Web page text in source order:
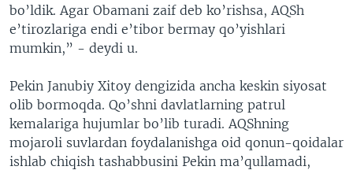
bo’ldik. Agar Obamani zaif deb ko’rishsa, AQSh
e’tirozlariga endi e’tibor bermay qo’yishlari
mumkin,” - deydi u.
Pekin Janubiy Xitoy dengizida ancha keskin siyosat
olib bormoqda. Qo’shni davlatlarning patrul
kemalariga hujumlar bo’lib turadi. AQShning
mojaroli suvlardan foydalanishga oid qonun-qoidalar
ishlab chiqish tashabbusini Pekin ma’qullamadi,